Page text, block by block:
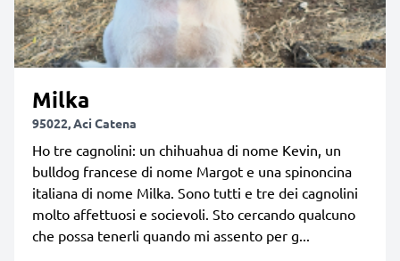
Milka
95022, Aci Catena
Ho tre cagnolini: un chihuahua di nome Kevin, un
bulldog francese di nome Margot e una spinoncina
italiana di nome Milka. Sono tutti e tre dei cagnolini
molto affettuosi e socievoli. Sto cercando qualcuno
che possa tenerli quando mi assento per g...